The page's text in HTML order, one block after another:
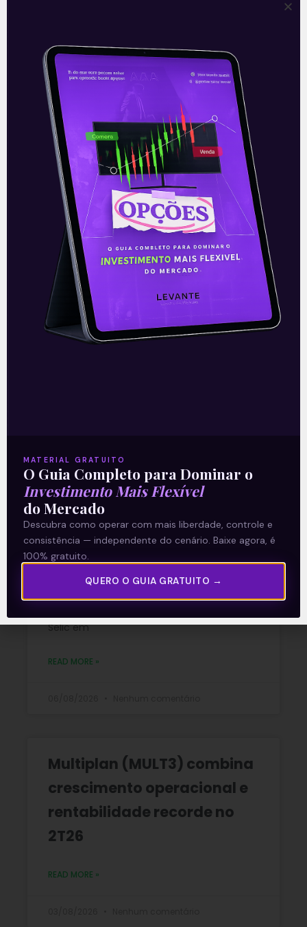
Leia também: MP pede que Vale e BHP
assumam dívida da Samarco
Acompanhe nossas Redes Sociais!
O conteúdo foi útil para você? Compartilhe!
Ouvindo o que o Copom não
disse
(Copom) encerrada na quarta-feira (5)
confirmou as expectativas quase
Selic em
READ MORE »
Multiplan (MULT3) combina
crescimento operacional e
rentabilidade recorde no
2T26
READ MORE »
MATERIAL GRATUITO
O Guia Completo para Dominar o
Investimento Mais Flexível
do Mercado
Descubra como operar com mais liberdade, controle e
consistência — independente do cenário. Baixe agora, é
100% gratuito.
QUERO O GUIA GRATUITO →